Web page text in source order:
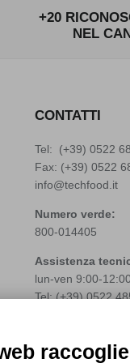
+20
NEL
CONTATTI
Tel: (+39) 0522
Fax: (+39) 0522
info@techfood.it
Numero verde:
800-014405
Assistenza
lun-ven 9:00-12:00
Tel: (+39)0522